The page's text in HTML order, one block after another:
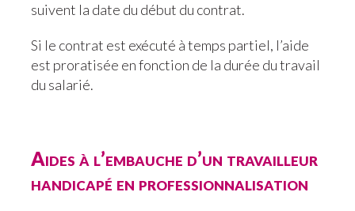
suivent la date du début du contrat.
Si le contrat est exécuté à temps partiel, l’aide
est proratisée en fonction de la durée du travail
du salarié.
Aides à l’embauche d’un travailleur
handicapé en professionnalisation